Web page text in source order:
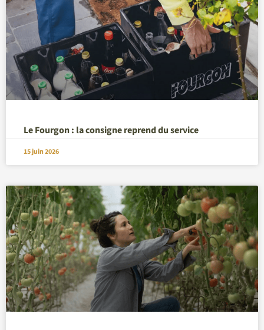
Le Fourgon : la consigne reprend du service
15 juin 2026